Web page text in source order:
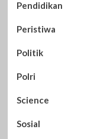
Pendidikan
Peristiwa
Politik
Polri
Science
Sosial